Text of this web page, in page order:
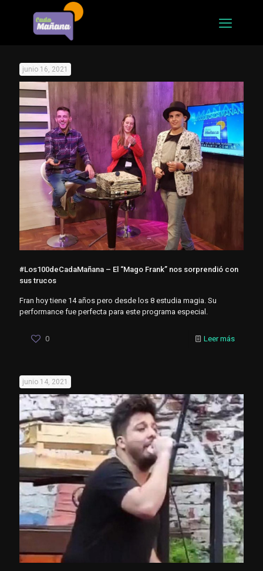
junio 16, 2021
#Los100deCadaMañana – El “Mago Frank” nos sorprendió con
sus trucos
Fran hoy tiene 14 años pero desde los 8 estudia magia. Su
performance fue perfecta para este programa especial.
0 Leer más
junio 14, 2021